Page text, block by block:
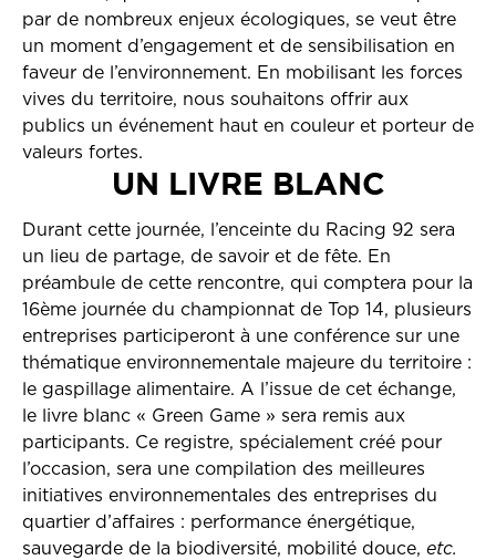
par de nombreux enjeux écologiques, se veut être
un moment d’engagement et de sensibilisation en
faveur de l’environnement. En mobilisant les forces
vives du territoire, nous souhaitons offrir aux
publics un événement haut en couleur et porteur de
valeurs fortes.
UN LIVRE BLANC
Durant cette journée, l’enceinte du Racing 92 sera
un lieu de partage, de savoir et de fête. En
préambule de cette rencontre, qui comptera pour la
16ème journée du championnat de Top 14, plusieurs
entreprises participeront à une conférence sur une
thématique environnementale majeure du territoire :
le gaspillage alimentaire. A l’issue de cet échange,
le livre blanc « Green Game » sera remis aux
participants. Ce registre, spécialement créé pour
l’occasion, sera une compilation des meilleures
initiatives environnementales des entreprises du
quartier d’affaires : performance énergétique,
sauvegarde de la biodiversité, mobilité douce, etc.